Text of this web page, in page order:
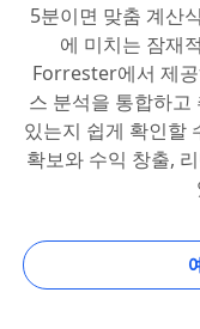
5분이면 맞춤 계산
에 미치는 잠재
Forrester에서 제
스 분석을 통합하고
있는지 쉽게 확인할
확보와 수익 창출,